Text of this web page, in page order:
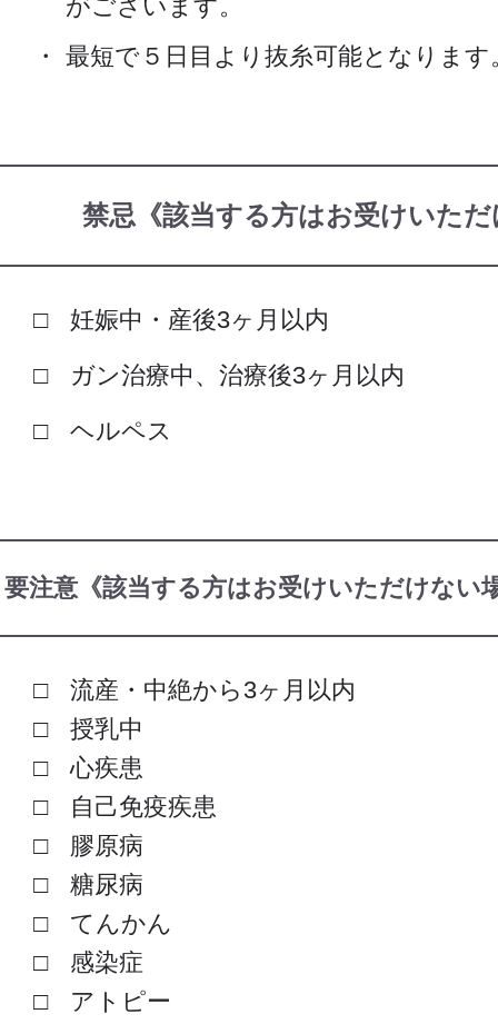
がございます。
最短で５日目より抜糸可能となります
禁忌《該当する方はお受けいた
妊娠中・産後3ヶ月以内
ガン治療中、治療後3ヶ月以内
ヘルペス
要注意《該当する方はお受けいただけない
流産・中絶から3ヶ月以内
授乳中
心疾患
自己免疫疾患
膠原病
糖尿病
てんかん
感染症
アトピー